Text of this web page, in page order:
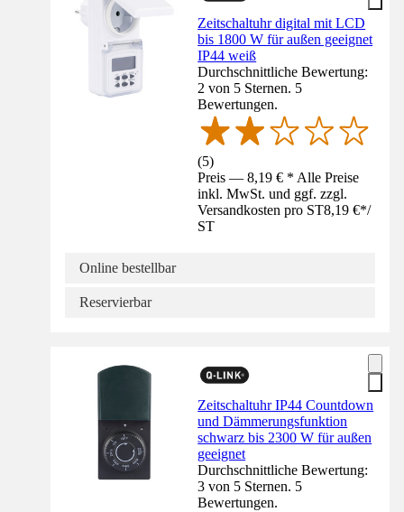
Zeitschaltuhr digital mit LCD
bis 1800 W für außen geeignet
IP44 weiß
Durchschnittliche Bewertung:
2 von 5 Sternen. 5
Bewertungen.
(5)
Preis — 8,19 € * Alle Preise
inkl. MwSt. und ggf. zzgl.
Versandkosten pro ST8,19 €*/
ST
Online bestellbar
Reservierbar
Zeitschaltuhr IP44 Countdown
und Dämmerungsfunktion
schwarz bis 2300 W für außen
geeignet
Durchschnittliche Bewertung:
3 von 5 Sternen. 5
Bewertungen.